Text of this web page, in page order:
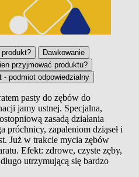
Dawkowanie
przyjmować produktu?
- podmiot odpowiedzialny
pasty do zębów do
jamy ustnej. Specjalna,
zasadą działania
próchnicy, zapaleniom dziąseł i
Już w trakcie mycia zębów
Efekt: zdrowe, czyste zęby,
utrzymującą się bardzo